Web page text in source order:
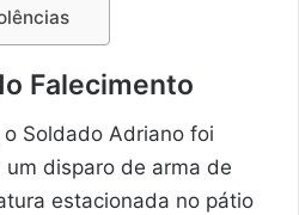
Falecimento
Soldado Adriano foi
disparo de arma de
estacionada no pátio